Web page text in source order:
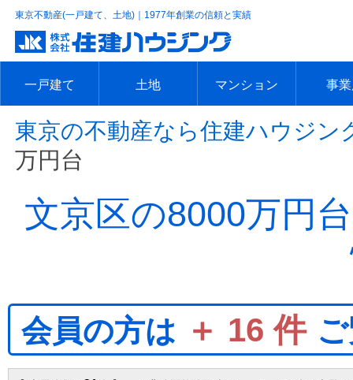
東京不動産(一戸建て、土地)｜1977年創業の信頼と実績
一戸建て
エリアで探す
沿線で探す
新築一戸建て
中古一戸建て
本日の新着物件
今週の新着物件
土地
エリアで探す
沿線で探す
本日の新着物件
今週の新着物件
マンション
エリアで探す
沿線で探す
本日の新着物件
今週の新着物件
事
エリア
沿線で
本日の
今週の
東京の不動産なら住建ハウジン
万円台
文京区の8000万円
会員の方は ＋ 16 件